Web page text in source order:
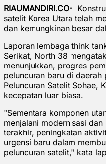
RIAUMANDIRI.CO-
satelit Korea Utara telah
dan kemungkinan besar
Laporan lembaga think
Serikat, North 38
menunjukkan, progres
peluncuran baru di daerah
Peluncuran Satelit Sohae,
kecepatan luar biasa.
"Sementara komponen
menjalani modernisasi
terakhir, peningkatan
urgensi baru dalam
peluncuran satelit," kata